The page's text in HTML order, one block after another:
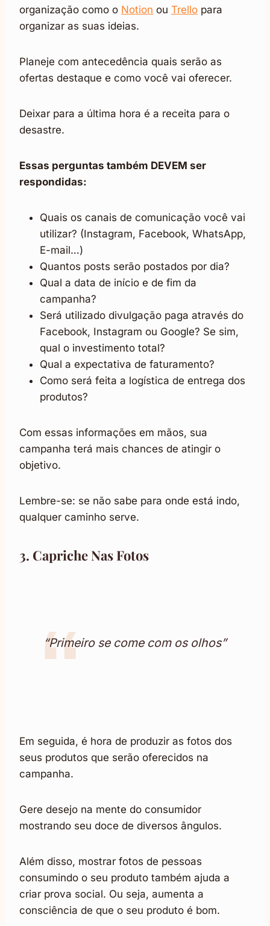
organização como o Notion ou Trello para
organizar as suas ideias.
Planeje com antecedência quais serão as
ofertas destaque e como você vai oferecer.
Deixar para a última hora é a receita para o
desastre.
Essas perguntas também DEVEM ser
respondidas:
Quais os canais de comunicação você vai
utilizar? (Instagram, Facebook, WhatsApp,
E-mail…)
Quantos posts serão postados por dia?
Qual a data de início e de fim da
campanha?
Será utilizado divulgação paga através do
Facebook, Instagram ou Google? Se sim,
qual o investimento total?
Qual a expectativa de faturamento?
Como será feita a logística de entrega dos
produtos?
Com essas informações em mãos, sua
campanha terá mais chances de atingir o
objetivo.
Lembre-se: se não sabe para onde está indo,
qualquer caminho serve.
3. Capriche NasFotos
“Primeiro se come com os olhos”
Em seguida, é hora de produzir as fotos dos
seus produtos que serão oferecidos na
campanha.
Gere desejo na mente do consumidor
mostrando seu doce de diversos ângulos.
Além disso, mostrar fotos de pessoas
consumindo o seu produto também ajuda a
criar prova social. Ou seja, aumenta a
consciência de que o seu produto é bom.